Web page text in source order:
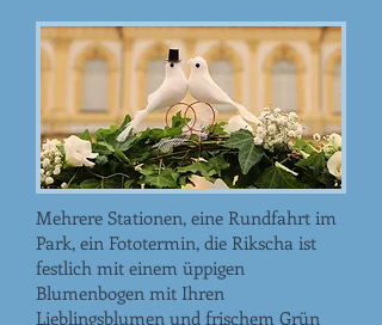
Mehrere Stationen, eine Rundfahrt im
Park, ein Fototermin, die Rikscha ist
festlich mit einem üppigen
Blumenbogen mit Ihren
Lieblingsblumen und frischem Grün